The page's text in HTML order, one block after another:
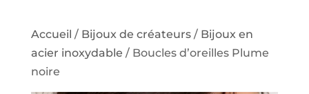
Accueil / Bijoux de créateurs/ Bijoux en
acier inoxydable / Boucles d’oreilles Plume
noire